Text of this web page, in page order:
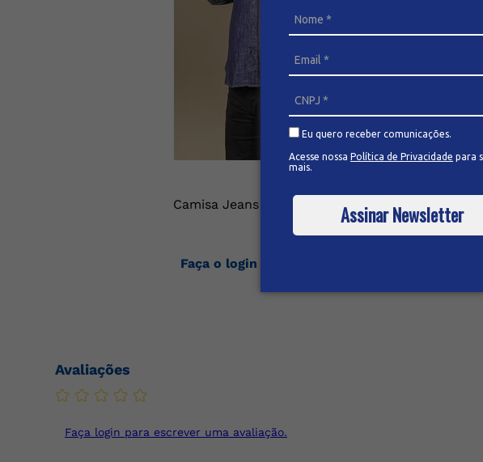
Eu quero receber comunicações.
Acesse nossa Política de Privacidade para
mais.
Assinar Newsletter
Camisa Jeans Masculina Plus Size
Faça o login ou cadastre-se para ver
Avaliações
Faça login para escrever uma avaliação.